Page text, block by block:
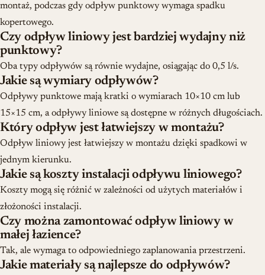
montaż, podczas gdy odpływ punktowy wymaga spadku
kopertowego.
Czy odpływ liniowy jest bardziej wydajny niż
punktowy?
Oba typy odpływów są równie wydajne, osiągając do 0,5 l/s.
Jakie są wymiary odpływów?
Odpływy punktowe mają kratki o wymiarach 10×10 cm lub
15×15 cm, a odpływy liniowe są dostępne w różnych długościach.
Który odpływ jest łatwiejszy w montażu?
Odpływ liniowy jest łatwiejszy w montażu dzięki spadkowi w
jednym kierunku.
Jakie są koszty instalacji odpływu liniowego?
Koszty mogą się różnić w zależności od użytych materiałów i
złożoności instalacji.
Czy można zamontować odpływ liniowy w
małej łazience?
Tak, ale wymaga to odpowiedniego zaplanowania przestrzeni.
Jakie materiały są najlepsze do odpływów?